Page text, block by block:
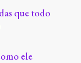
que todo
ele